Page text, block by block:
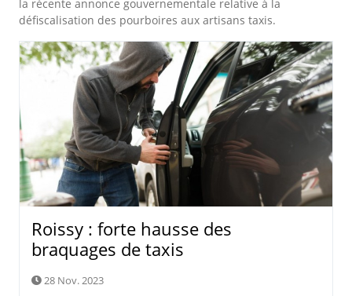
la récente annonce gouvernementale relative à la
défiscalisation des pourboires aux artisans taxis.
Roissy : forte hausse des
braquages de taxis
28 Nov. 2023